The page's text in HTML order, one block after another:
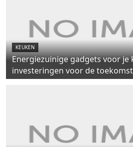
KEUKEN
Energiezuinige gadgets voor je
investeringen voor de toekomst